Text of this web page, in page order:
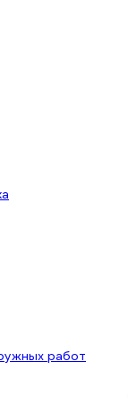
работ